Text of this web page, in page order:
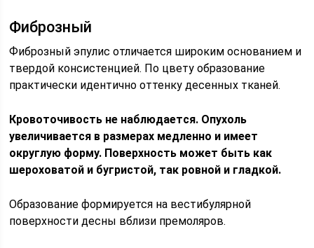
Фиброзный
Фиброзный эпулис отличается широким основанием и
твердой консистенцией. По цвету образование
практически идентично оттенку десенных тканей.
Кровоточивость не наблюдается. Опухоль
увеличивается в размерах медленно и имеет
округлую форму. Поверхность может быть как
шероховатой и бугристой, так ровной и гладкой.
Образование формируется на вестибулярной
поверхности десны вблизи премоляров.